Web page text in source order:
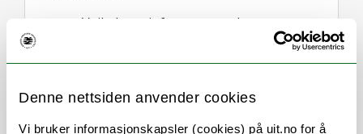
Denne nettsiden anvender cookies
Vi bruker informasjonskapsler (cookies) på uit.no for å
Veilede og informere studenter,
samarbeidspartnere
Produsere karakterutskrifter og
bekreftelser til studenter, på norsk